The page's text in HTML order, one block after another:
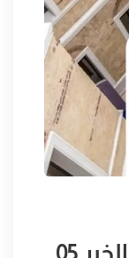
صباغ بروفايل خارجي الخبر 05